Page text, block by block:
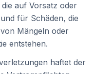
auf Vorsatz oder
für Schäden, die
Mängeln oder
entstehen.
haftet der